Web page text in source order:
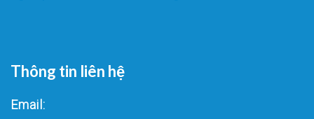
Thông tin liên hệ
Email: